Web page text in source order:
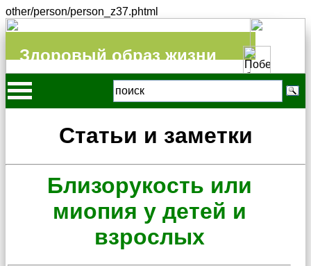
other/person/person_z37.phtml
Здоровый образ жизни
Статьи и заметки
Близорукость или
миопия у детей и
взрослых